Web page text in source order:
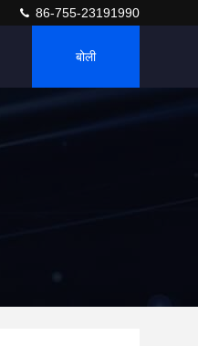
86-755-23191990
बोली